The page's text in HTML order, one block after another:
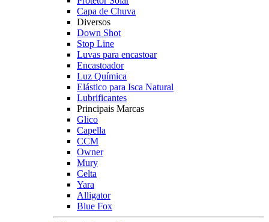
Capa de Chuva
Diversos
Down Shot
Stop Line
Luvas para encastoar
Encastoador
Luz Química
Elástico para Isca Natural
Lubrificantes
Principais Marcas
Glico
Capella
CCM
Owner
Mury
Celta
Yara
Alligator
Blue Fox